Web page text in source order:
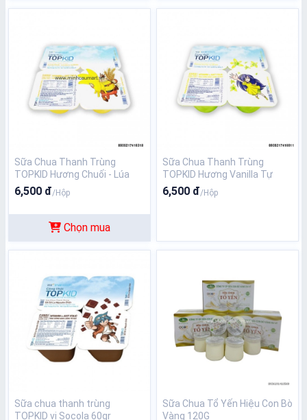
Sữa Chua Thanh Trùng
TOPKID Hương Chuối - Lúa
Mạch Tự Nhiên 60G
6,500 đ/Hộp
Chọn mua
Sữa Chua Thanh Trùng
TOPKID Hương Vanilla Tự
Nhiên 60G
6,500 đ/Hộp
Sữa chua thanh trùng
TOPKID vị Socola 60gr
Sữa Chua Tổ Yến Hiệu Con Bò
Vàng 120G